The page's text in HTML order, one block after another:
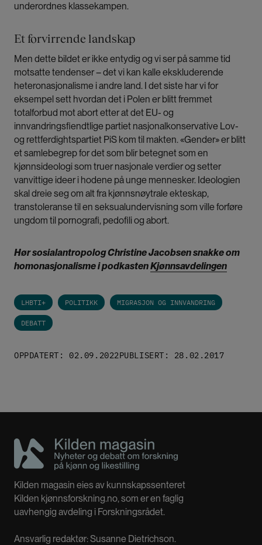
underordnes klassekampen.
Et forvirrende landskap
Men dette bildet er ikke entydig og vi ser på samme tid
motsatte tendenser – det vi kan kalle ekskluderende
heteronasjonalisme i andre land. I det siste har vi for
eksempel sett hvordan det i Polen er blitt fremmet
totalforbud mot abort etter at det EU- og
innvandringsfiendtlige partiet nasjonalkonservative Lov-
og rettferdightspartiet PiS kom til makten. «Gender» er blitt
et samlebegrep for det som blir betegnet som en
kjønnsideologi som truer nasjonale verdier og setter
vanvittige ideer i hodene på unge mennesker. Ideologien
skal dreie seg om alt fra kjønnsnøytrale ­ekteskap,
transtoleranse til en seksualundervisning som ville forføre
ungdom til pornografi, pedofili og abort.
Hør sosialantropolog Christine Jacobsen snakke om
homonasjonalisme i podkastenKjønnsavdelingen
LHBTI+ POLITIKK MIGRASJON OG INNVANDRING
DEBATT
OPPDATERT: 02.09.2022PUBLISERT: 28.02.2017
Kilden magasin eies av kunnskapssenteret
Kilden kjønnsforskning.no, som er en faglig
uavhengig avdeling i Forskningsrådet.
Ansvarlig redaktør: Susanne Dietrichson.